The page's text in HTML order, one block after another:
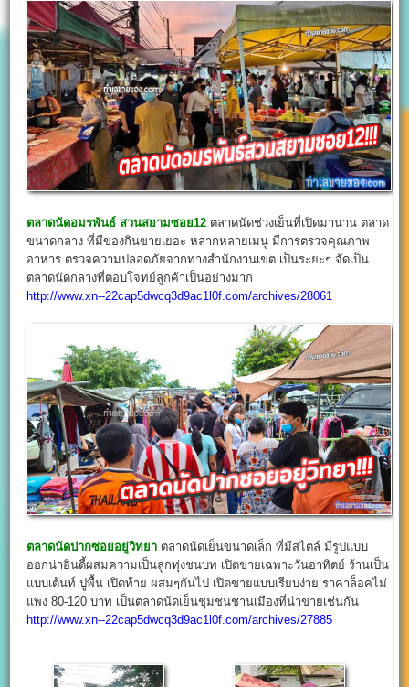
ตลาดนัดอมรพันธ์ สวนสยามซอย12 ตลาดนัดช่วงเย็นที่เปิดมานาน ตลาด
ขนาดกลาง ที่มีของกินขายเยอะ หลากหลายเมนู มีการตรวจคุณภาพ
อาหาร ตรวจความปลอดภัยจากทางสำนักงานเขต เป็นระยะๆ จัดเป็น
ตลาดนัดกลางที่ตอบโจทย์ลูกค้าเป็นอย่างมาก
http://www.xn--22cap5dwcq3d9ac1l0f.com/archives/28061
ตลาดนัดปากซอยอยู่วิทยา ตลาดนัดเย็นขนาดเล็ก ที่มีสไตล์ มีรูปแบบ
ออกน่าอินดี้ผสมความเป็นลูกทุ่งชนบท เปิดขายเฉพาะวันอาทิตย์ ร้านเป็น
แบบเต้นท์ ปูพื้น เปิดท้าย ผสมๆกันไป เปิดขายแบบเรียบง่าย ราคาล็อคไม่
แพง 80-120 บาท เป็นตลาดนัดเย็นชุมชนชานเมืองที่น่าขายเช่นกัน
http://www.xn--22cap5dwcq3d9ac1l0f.com/archives/27885